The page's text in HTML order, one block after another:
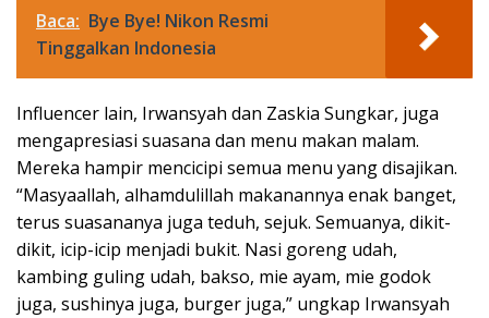
Baca: Bye Bye! Nikon Resmi
Tinggalkan Indonesia
Influencer lain, Irwansyah dan Zaskia Sungkar, juga
mengapresiasi suasana dan menu makan malam.
Mereka hampir mencicipi semua menu yang disajikan.
“Masyaallah, alhamdulillah makanannya enak banget,
terus suasananya juga teduh, sejuk. Semuanya, dikit-
dikit, icip-icip menjadi bukit. Nasi goreng udah,
kambing guling udah, bakso, mie ayam, mie godok
juga, sushinya juga, burger juga,” ungkap Irwansyah